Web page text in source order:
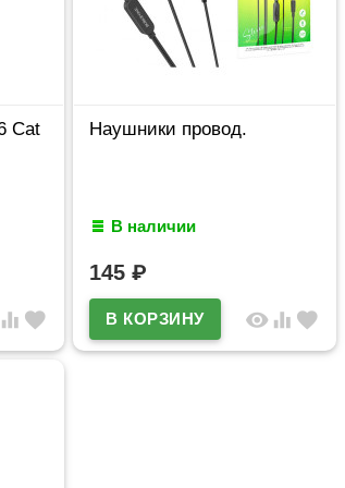
Cat
equalizer favorite
Наушники провод.
В наличии
145₽
visibility equalizer favorite